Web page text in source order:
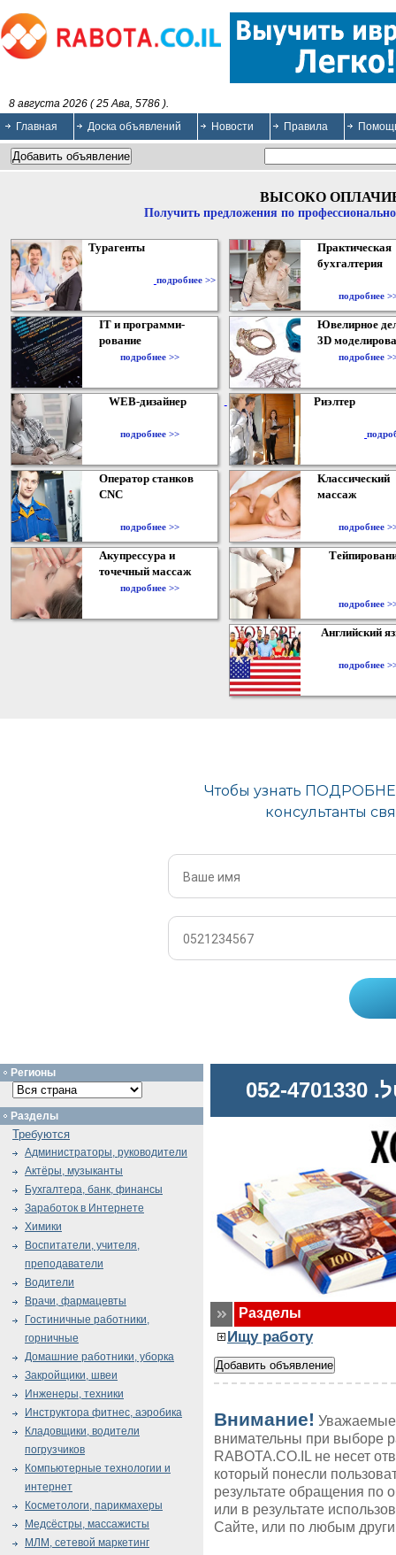
8 августа 2026 ( 25 Ава, 5786 ).
Главная
Доска объявлений Новости Правила
ВЫСОКО
Получить предложения по
Турагенты
подробнее >>
Практическая
бухгалтерия
подробнее
IT и программи-
рование
подробнее >>
Ювелирное
3D
подробнее
WEB-дизайнер
подробнее >>
Риэлтер
Оператор станков
CNC
подробнее >>
Классический
массаж
подробнее
Акупрессура и
точечный массаж
подробнее >>
подробнее
Английский
подробнее
Разделы
Ищу работу
Внимание! Уважаемые
внимательны при выборе
RABOTA.CO.IL не несет
который понесли
результате обращения
или в результате
Сайте, или по любым
Регионы
Разделы
Требуются
Администраторы, руководители
Актёры, музыканты
Бухгалтера, банк, финансы
Заработок в Интернете
Химики
Воспитатели, учителя,
преподаватели
Водители
Врачи, фармацевты
Гостиничные работники,
горничные
Домашние работники, уборка
Закройщики, швеи
Инженеры, техники
Инструктора фитнес, аэробика
Кладовщики, водители
погрузчиков
Компьютерные технологии и
интернет
Косметологи, парикмахеры
Медсёстры, массажисты
МЛМ, сетевой маркетинг